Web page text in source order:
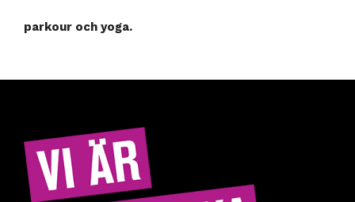
parkour och yoga.